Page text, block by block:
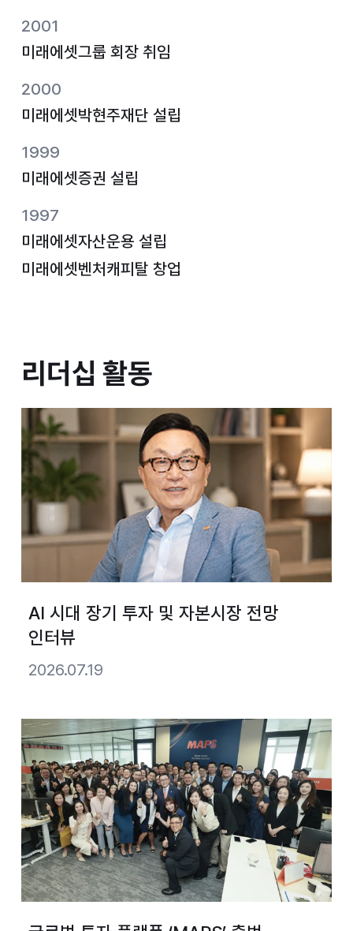
2001
미래에셋그룹 회장 취임
2000
미래에셋박현주재단 설립
1999
미래에셋증권 설립
1997
미래에셋자산운용 설립
미래에셋벤처캐피탈 창업
리더십 활동
AI 시대 장기 투자 및 자본시장 전망
인터뷰
2026.07.19